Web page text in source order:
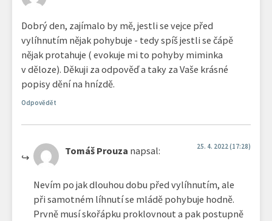
Dobrý den, zajímalo by mě, jestli se vejce před
vylíhnutím nějak pohybuje - tedy spíš jestli se čápě
nějak protahuje ( evokuje mi to pohyby miminka
v děloze). Děkuji za odpověď a taky za Vaše krásné
popisy dění na hnízdě.
Odpovědět
Tomáš Prouza napsal: 25. 4. 2022 (17:28)
Nevím po jak dlouhou dobu před vylíhnutím, ale
při samotném líhnutí se mládě pohybuje hodně.
Prvně musí skořápku proklovnout a pak postupně